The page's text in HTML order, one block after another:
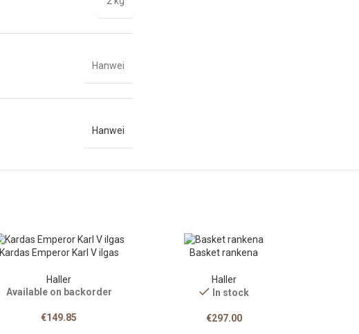
Hanwei
Hanwei
Kardas Emperor Karl V ilgas
Haller
Available on backorder
€149.85
Basket rankena
Haller
In stock
€297.00